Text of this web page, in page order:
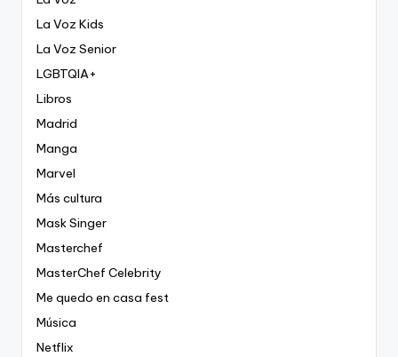
La Voz Kids
La Voz Senior
LGBTQIA+
Libros
Madrid
Manga
Marvel
Más cultura
Mask Singer
Masterchef
MasterChef Celebrity
Me quedo en casa fest
Música
Netflix